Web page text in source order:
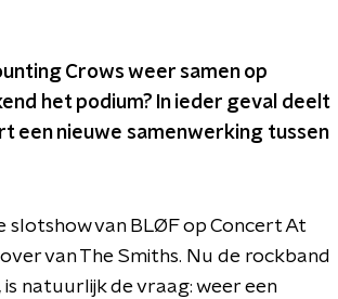
Crows weer samen op
het podium? In ieder geval deelt
een nieuwe samenwerking tussen
slotshow van BLØF op Concert At
van The Smiths. Nu de rockband
natuurlijk de vraag: weer een